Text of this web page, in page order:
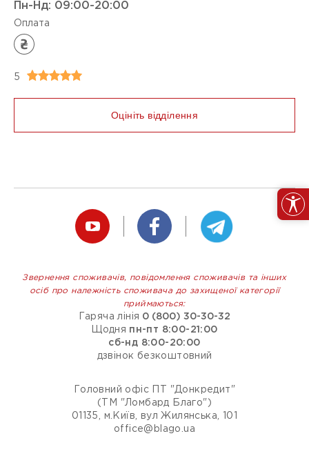
Пн-Нд: 09:00-20:00
Оплата
5
Оцініть відділення
Звернення споживачів, повідомлення споживачів та інших
осіб про належність споживача до захищеної категорії
приймаються:
Гаряча лінія 0 (800) 30-30-32
Щодня
пн-пт 8:00-21:00
сб-нд 8:00-20:00
дзвінок безкоштовний
Головний офіс ПТ "Донкредит"
(ТМ "Ломбард Благо")
01135, м.Київ, вул Жилянська, 101
office@blago.ua